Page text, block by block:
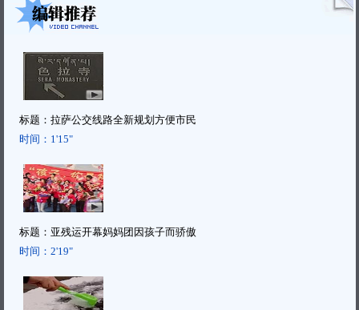
标题： 拉萨公交线路全新规划方便市民
时间： 1'15"
标题： 亚残运开幕妈妈团因孩子而骄傲
时间： 2'19"